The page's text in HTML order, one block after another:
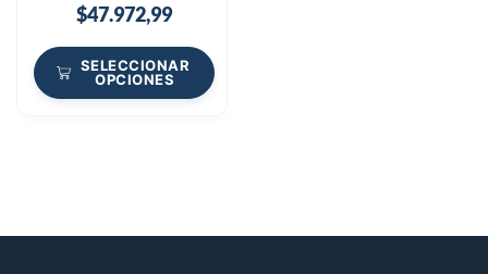
$47.972,99
SELECCIONAR
OPCIONES